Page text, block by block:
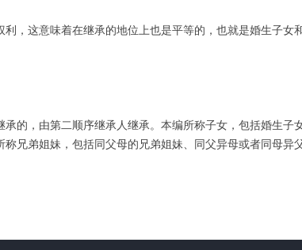
这意味着在继承的地位上也是平等的，也就是婚生子女
，由第二顺序继承人继承。本编所称子女，包括婚生子
兄弟姐妹，包括同父母的兄弟姐妹、同父异母或者同母异